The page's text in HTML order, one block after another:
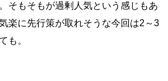
そもそもが過剰人気という感じもあ
楽に先行策が取れそうな今回は2～3
も。